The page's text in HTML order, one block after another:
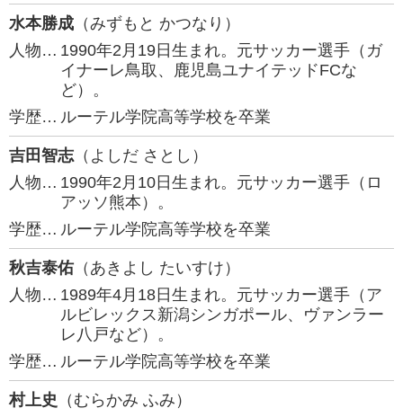
水本勝成 （みずもと かつなり）
人物… 1990年2月19日生まれ。元サッカー選手（ガ
イナーレ鳥取、鹿児島ユナイテッドFCな
ど）。
学歴… ルーテル学院高等学校を卒業
吉田智志（よしだ さとし）
人物… 1990年2月10日生まれ。元サッカー選手（ロ
アッソ熊本）。
学歴… ルーテル学院高等学校を卒業
秋吉泰佑 （あきよし たいすけ）
人物… 1989年4月18日生まれ。元サッカー選手（ア
ルビレックス新潟シンガポール、ヴァンラー
レ八戸など）。
学歴… ルーテル学院高等学校を卒業
村上史 （むらかみ ふみ）